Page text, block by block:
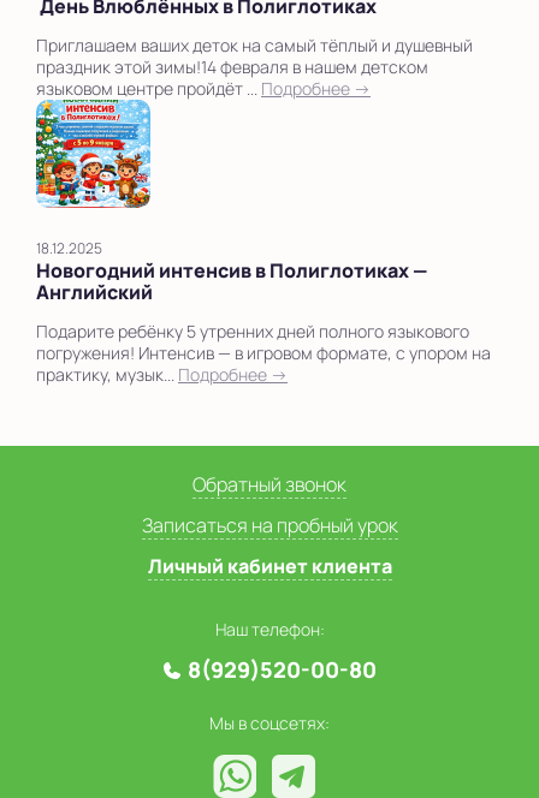
День Влюблённых в Полиглотиках
Приглашаем ваших деток на самый тёплый и душевный
праздник этой зимы!14 февраля в нашем детском
языковом центре пройдёт ... Подробнее →
18.12.2025
Новогодний интенсив в Полиглотиках —
Английский
Подарите ребёнку 5 утренних дней полного языкового
погружения! Интенсив — в игровом формате, с упором на
практику, музык... Подробнее →
Обратный звонок
Записаться на пробный урок
Личный кабинет клиента
Наш телефон:
8(929)520-00-80
Мы в соцсетях: